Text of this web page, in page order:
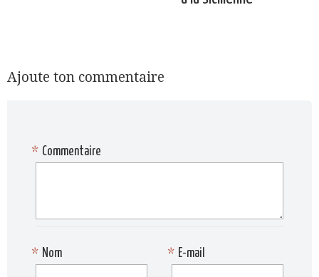
Ajoute ton commentaire
Commentaire
*
Nom
* E-mail
*